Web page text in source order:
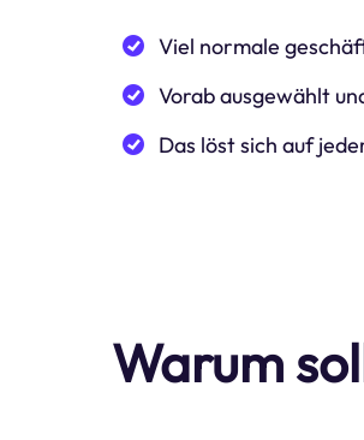
Viel normale
Vorab ausgewählt
Das löst sich auf
Warum